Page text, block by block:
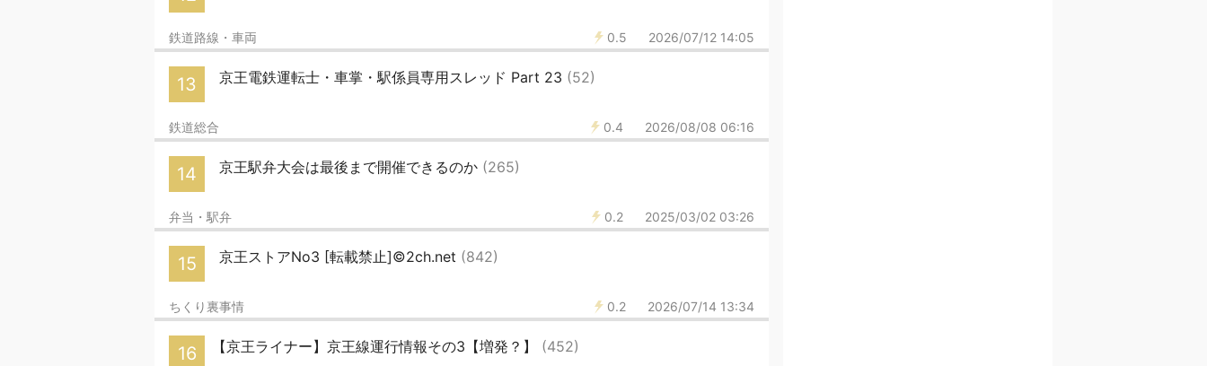
0.5 2026/07/12 14:05
鉄道路線・車両
13 京王電鉄運転士・車掌・駅係員専用スレッド Part 23 (52)
0.4 2026/08/08 06:16
鉄道総合
14 京王駅弁大会は最後まで開催できるのか (265)
0.2 2025/03/02 03:26
弁当・駅弁
15 京王ストアNo3 [転載禁止]©2ch.net (842)
0.2 2026/07/14 13:34
ちくり裏事情
16 【京王ライナー】京王線運行情報その3【増発？】 (452)